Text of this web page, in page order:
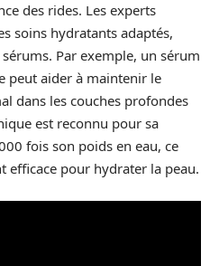
des rides. Les experts
soins hydratants adaptés,
Par exemple, un sérum
peut aider à maintenir le
dans les couches profondes
est reconnu pour sa
fois son poids en eau, ce
efficace pour hydrater la peau.